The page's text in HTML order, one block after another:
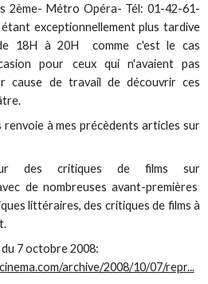
2ème- Métro Opéra- Tél: 01-42-61-
exceptionnellement plus tardive
18H à 20H comme c'est le cas
pour ceux qui n'avaient pas
cause de travail de découvrir ces
renvoie à mes précèdents articles sur
des critiques de films sur
de nombreuses avant-premières
littéraires, des critiques de films à
7 octobre 2008:
archive/2008/10/07/repr...